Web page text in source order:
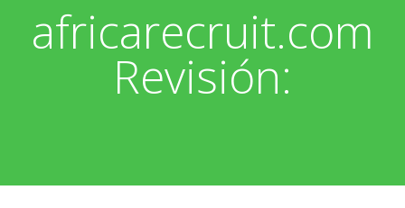
C
africarecruit.com
Revisión: